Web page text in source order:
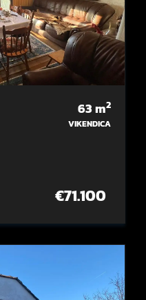
63m2
VIKENDICA
€71.100